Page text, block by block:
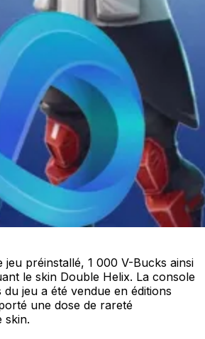
jeu préinstallé, 1 000 V-Bucks ainsi
le skin Double Helix. La console
jeu a été vendue en éditions
une dose de rareté
skin.